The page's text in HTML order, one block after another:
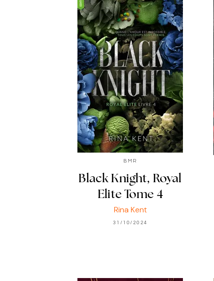
BMR
Black Knight, Royal
Elite Tome 4
Rina Kent
31/10/2024